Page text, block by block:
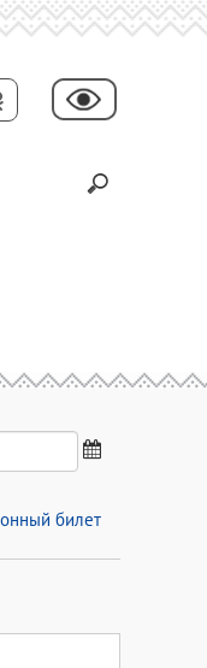
билет